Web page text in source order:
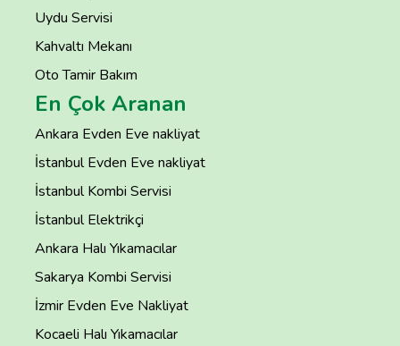
Uydu Servisi
Kahvaltı Mekanı
Oto Tamir Bakım
En Çok Aranan
Ankara Evden Eve nakliyat
İstanbul Evden Eve nakliyat
İstanbul Kombi Servisi
İstanbul Elektrikçi
Ankara Halı Yıkamacılar
Sakarya Kombi Servisi
İzmir Evden Eve Nakliyat
Kocaeli Halı Yıkamacılar